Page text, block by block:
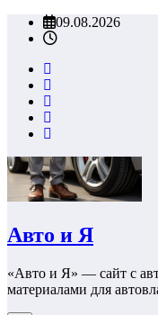
Перейти09.08.2026
Авто и Я
«Авто и Я» — сайт с
материалами для